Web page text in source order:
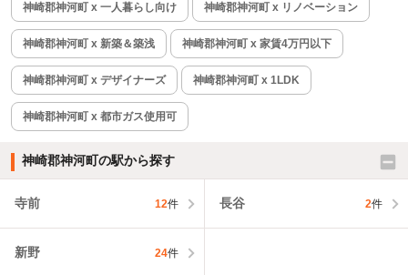
神崎郡神河町 x 一人暮らし向け 神崎郡神河町 x リノベーション
神崎郡神河町 x 新築＆築浅 神崎郡神河町 x 家賃4万円以下
神崎郡神河町 x デザイナーズ 神崎郡神河町 x 1LDK
神崎郡神河町 x 都市ガス使用可
神崎郡神河町の駅から探す
寺前 12件 長谷 2件
新野 24件